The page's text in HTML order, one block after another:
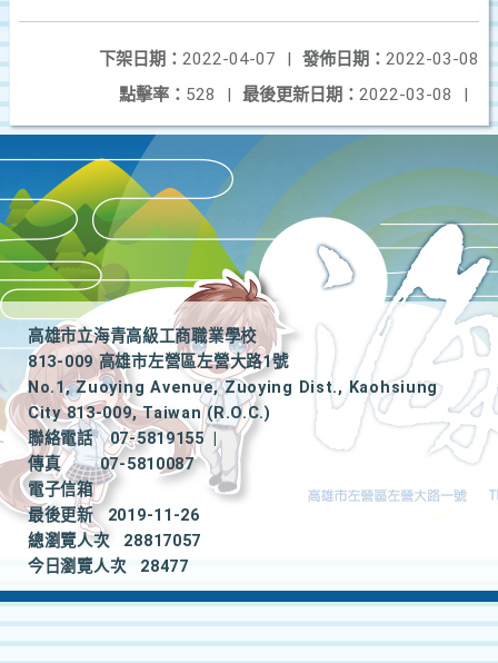
發佈日期： 2022-03-08
下架日期： 2022-04-07
|
最後更新日期： 2022-03-08 |
點擊率： 528 |
高雄市立海青高級工商職業學校
813-009 高雄市左營區左營大路1號
No.1, Zuoying Avenue, Zuoying Dist., Kaohsiung
City 813-009, Taiwan (R.O.C.)
聯絡電話
07-5819155
|
傳真
07-5810087
電子信箱
最後更新
2019-11-26
總瀏覽人次
28817057
今日瀏覽人次
28477